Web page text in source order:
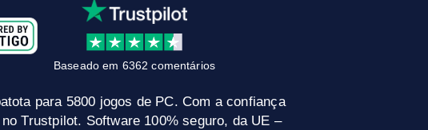
Baseado em 6362 comentários
para 5800 jogos de PC. Com a confiança
Trustpilot. Software 100% seguro, da UE –